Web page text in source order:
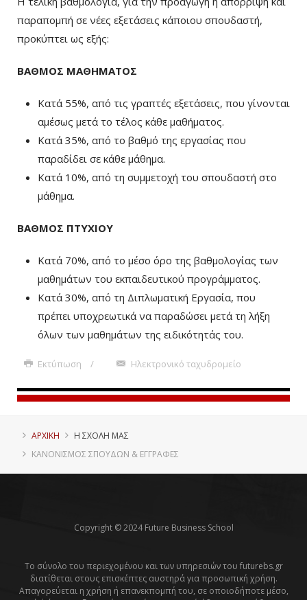
παραπομπή σε νέες εξετάσεις κάποιου σπουδαστή,
προκύπτει ως εξής:
ΒΑΘΜΟΣ ΜΑΘΗΜΑΤΟΣ
Κατά 55%, από τις γραπτές εξετάσεις, που γίνονται
αμέσως μετά το τέλος κάθε μαθήματος.
Κατά 35%, από το βαθμό της εργασίας που
παραδίδει σε κάθε μάθημα.
Κατά 10%, από τη συμμετοχή του σπουδαστή στο
μάθημα.
ΒΑΘΜΟΣ ΠΤΥΧΙΟΥ
Κατά 70%, από το μέσο όρο της βαθμολογίας των
μαθημάτων του εκπαιδευτικού προγράμματος.
Κατά 30%, από τη Διπλωματική Εργασία, που
πρέπει υποχρεωτικά να παραδώσει μετά τη λήξη
όλων των μαθημάτων της ειδικότητάς του.
Εκτύπωση Ηλεκτρονικό ταχυδρομείο
ΑΡΧΙΚΗ
Η ΣΧΟΛΗ ΜΑΣ
ΚΑΝΟΝΙΣΜΟΣ ΣΠΟΥΔΩΝ & ΕΓΓΡΑΦΕΣ
Copyright © 2024 Future Business School
Το σύνολο του περιεχομένου και των υπηρεσιών του futurebs.gr
διατίθεται στους επισκέπτες αυστηρά για προσωπική χρήση.
Απαγορεύεται η χρήση ή επανεκπομπή του, σε οποιοδήποτε μέσο,